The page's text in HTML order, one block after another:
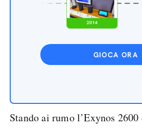
GIOCA ORA
Stando ai rumo l’Exynos 2600